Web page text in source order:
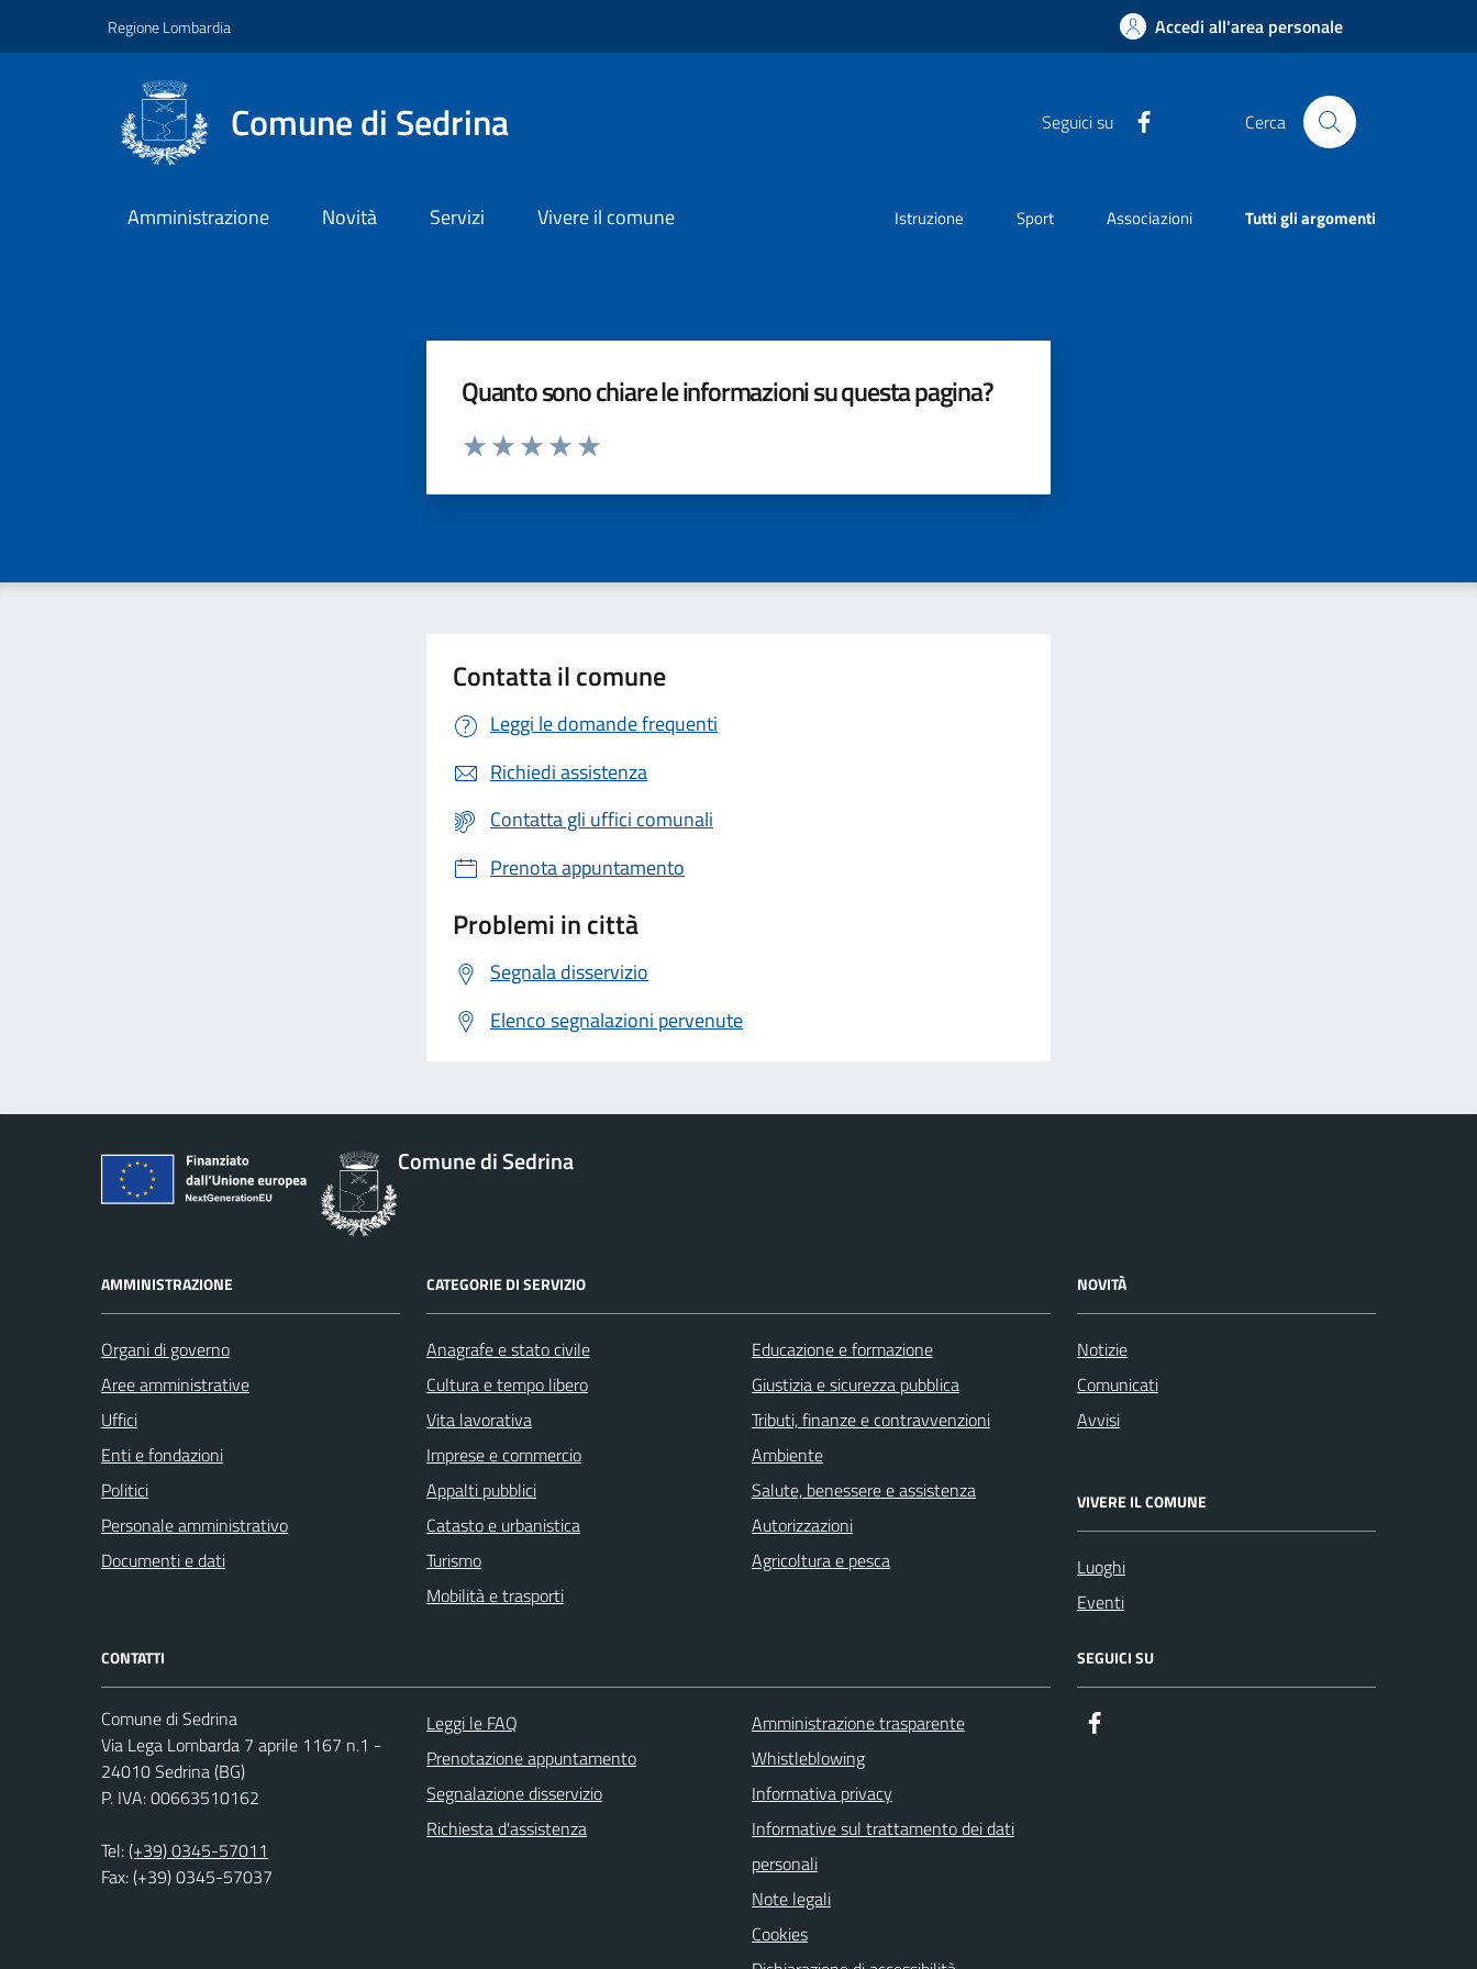
Regione Lombardia Accedi all'area personale
Comune di Sedrina Seguici su Cerca
Amministrazione Novità Servizi Vivere il comune Istruzione Sport Associazioni Tutti gli argomenti
Quanto sono chiare le informazioni su questa pagina?
Valuta da 1 a 5 stelle la pagina
Contatta il comune
Leggi le domande frequenti
Richiedi assistenza
Contatta gli uffici comunali
Prenota appuntamento
Problemi in città
Segnala disservizio
Elenco segnalazioni pervenute
Comune di Sedrina
AMMINISTRAZIONE
Organi di governo
Aree amministrative
Uffici
Enti e fondazioni
Politici
Personale amministrativo
Documenti e dati
CATEGORIE DI SERVIZIO
Anagrafe e stato civile
Cultura e tempo libero
Vita lavorativa
Imprese e commercio
Appalti pubblici
Catasto e urbanistica
Turismo
Mobilità e trasporti
Educazione e formazione
Giustizia e sicurezza pubblica
Tributi, finanze e contravvenzioni
Ambiente
Salute, benessere e assistenza
Autorizzazioni
Agricoltura e pesca
NOVITÀ
Notizie
Comunicati
Avvisi
VIVERE IL COMUNE
Luoghi
Eventi
CONTATTI
Comune di Sedrina
Via Lega Lombarda 7 aprile 1167 n.1 -
24010 Sedrina (BG)
P. IVA: 00663510162
Tel:(+39) 0345-57011
Fax: (+39) 0345-57037
Leggi le FAQ
Prenotazione appuntamento
Segnalazione disservizio
Richiesta d'assistenza
Amministrazione trasparente
Whistleblowing
Informativa privacy
Informative sul trattamento dei dati
personali
Note legali
Cookies
SEGUICI SU